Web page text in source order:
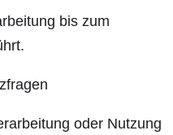
bis zum
oder Nutzung